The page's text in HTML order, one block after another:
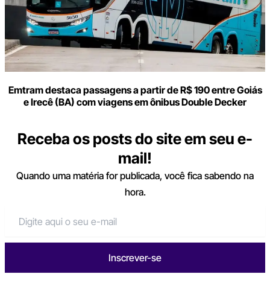
Emtram destaca passagens a partir de R$ 190 entre Goiás
e Irecê (BA) com viagens em ônibus Double Decker
Receba os posts do site em seu e-
mail!
Quando uma matéria for publicada, você fica sabendo na
hora.
Inscrever-se